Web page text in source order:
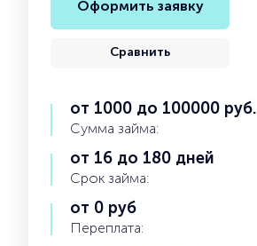
Оформить заявку
Сравнить
от 1000 до 100000 руб.
Сумма займа:
от 16 до 180 дней
Срок займа:
от 0 руб
Переплата: